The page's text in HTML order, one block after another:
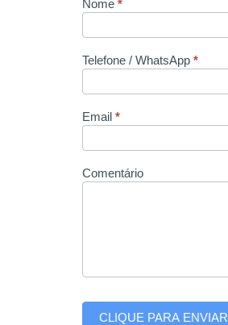
contato
Nome *
Telefone / WhatsApp *
Email *
Comentário
CLIQUE PARA ENVIAR